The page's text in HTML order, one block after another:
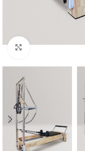
Click to enlarge